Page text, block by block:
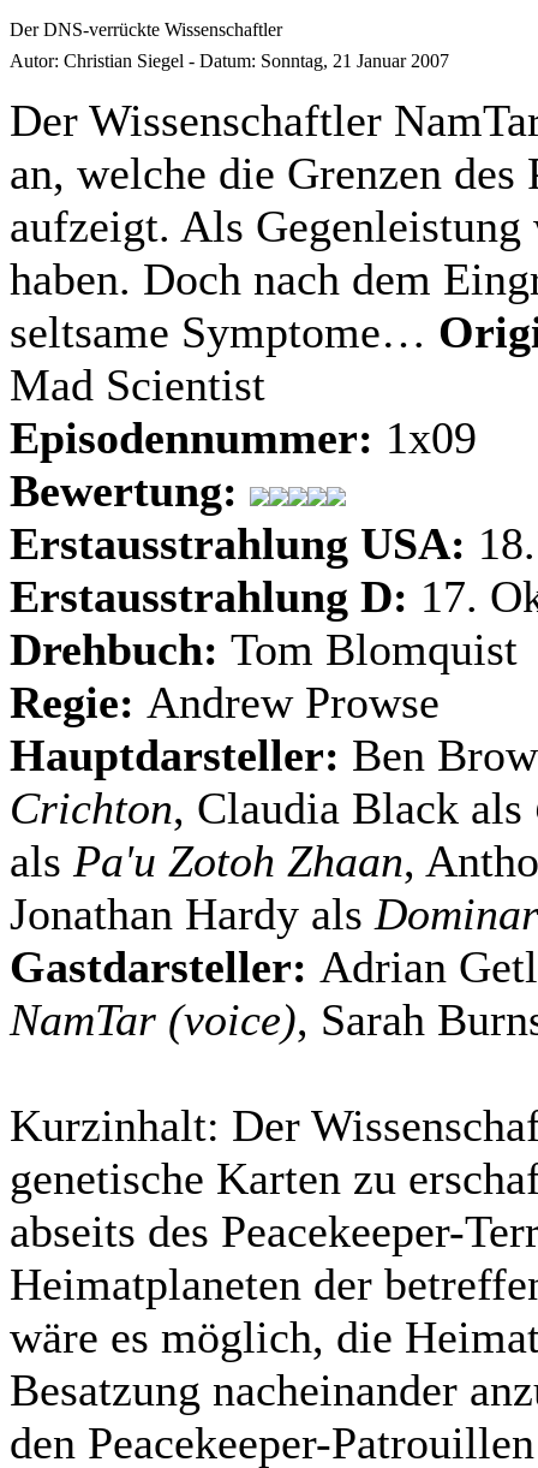
Der DNS-verrückte Wissenschaftler
Autor: Christian Siegel - Datum: Sonntag, 21 Januar 2007
Der Wissenschaftler
an, welche die Grenzen
aufzeigt. Als
haben. Doch nach dem
seltsame Symptome…
Mad Scientist
Episodennummer: 1x09
Bewertung:
Erstausstrahlung USA:
Erstausstrahlung D: 17.
Drehbuch: Tom Blomquist
Regie: Andrew Prowse
Hauptdarsteller: Ben
Crichton, Claudia Black als
als Pa'u Zotoh Zhaan,
Jonathan Hardy als
Gastdarsteller: Adrian
NamTar (voice), Sarah
Kurzinhalt: Der
genetische Karten zu
abseits des Peacekeeper-
Heimatplaneten der
wäre es möglich, die
Besatzung nacheinander
den Peacekeeper-